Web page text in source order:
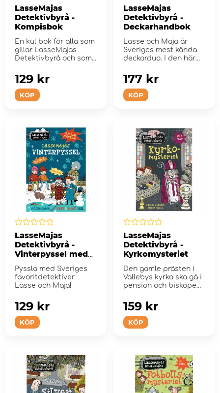
LasseMajas
Detektivbyrå -
Kompisbok
En kul bok för alla som
gillar LasseMajas
Detektivbyrå och som
KÖP
129 kr
LasseMajas
Detektivbyrå -
Deckarhandbok
Lasse och Maja är
Sveriges mest kända
deckarduo. I den här
KÖP
177 kr
LasseMajas
Detektivbyrå -
Vinterpyssel med
Pyssla med Sveriges
favoritdetektiver
Lasse och Maja!
KÖP
129 kr
LasseMajas
Detektivbyrå -
Kyrkomysteriet
Den gamle prästen i
Vallebys kyrka ska gå i
pension och biskopen
KÖP
159 kr